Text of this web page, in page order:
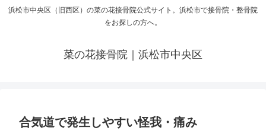
浜松市中央区（旧西区）の菜の花接骨院公式サイト。浜松市で接骨院・整骨院
をお探しの方へ。
菜の花接骨院｜浜松市中央区
合気道で発生しやすい怪我・痛み